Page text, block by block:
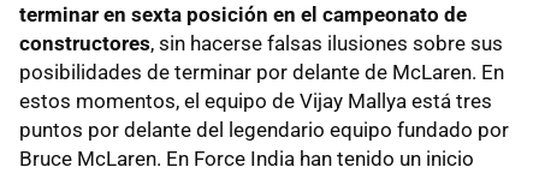
terminar en sexta posición en el campeonato de
constructores, sin hacerse falsas ilusiones sobre sus
posibilidades de terminar por delante de McLaren. En
estos momentos, el equipo de Vijay Mallya está tres
puntos por delante del legendario equipo fundado por
Bruce McLaren. En Force India han tenido un inicio